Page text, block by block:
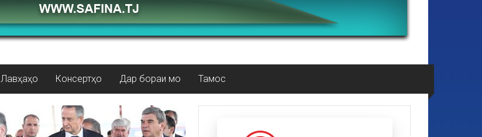
Лавҳаҳо Консертҳо Дар бораи мо Тамос